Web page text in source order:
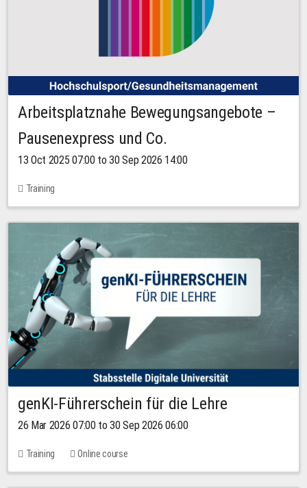
Arbeitsplatznahe Bewegungsangebote –
Pausenexpress und Co.
13 Oct 2025 07:00 to 30 Sep 2026 14:00
Training
genKI-Führerschein für die Lehre
26 Mar 2026 07:00 to 30 Sep 2026 06:00
Training Online course